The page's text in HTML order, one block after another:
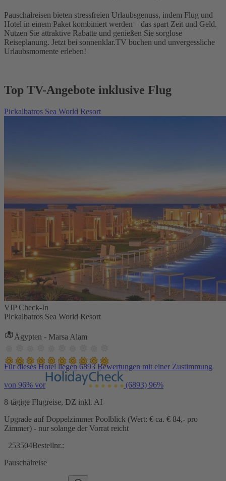
Pauschalreisen bieten stressfreien Urlaubsgenuss, indem Flug und
Hotel in einem Paket kombiniert werden – das spart Zeit und Geld.
Nutzen Sie attraktive Rabatte und genießen Sie sorglose
Reiseplanung. Jetzt bei sonnenklar.TV buchen und unvergessliche
Urlaubsmomente erleben!
Top TV-Angebote inklusive Flug
Pickalbatros Sea World Resort
VIP Check-In
Pickalbatros Sea World Resort
Ägypten - Marsa Alam
Für dieses Hotel liegen 6893 Bewertungen mit einer Zustimmung
von 96% vor (6893) 96%
8-tägige Flugreise, DZ inkl. AI
Upgrade auf Doppelzimmer Poolblick (Wert: € ca. € 84,- pro
Zimmer) - nur solange der Vorrat reicht
253504Bestellnr.:
Pauschalreise